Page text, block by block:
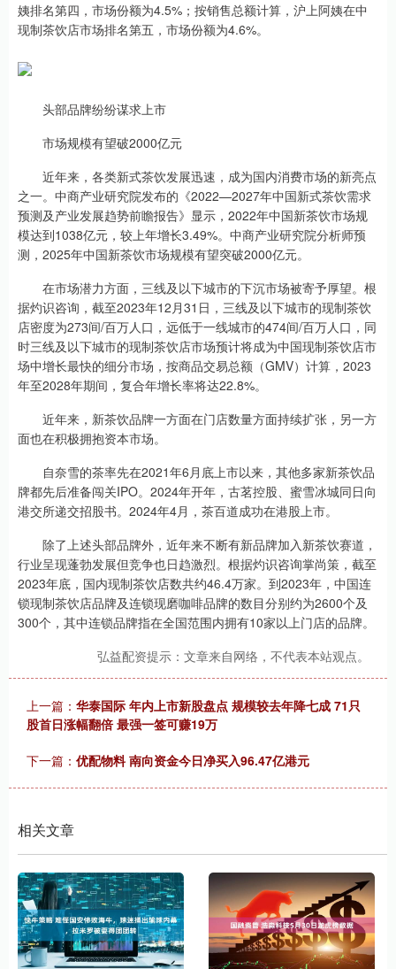
姨排名第四，市场份额为4.5%；按销售总额计算，沪上阿姨在中
现制茶饮店市场排名第五，市场份额为4.6%。
头部品牌纷纷谋求上市
市场规模有望破2000亿元
近年来，各类新式茶饮发展迅速，成为国内消费市场的新亮点
之一。中商产业研究院发布的《2022—2027年中国新式茶饮需求
预测及产业发展趋势前瞻报告》显示，2022年中国新茶饮市场规
模达到1038亿元，较上年增长3.49%。中商产业研究院分析师预
测，2025年中国新茶饮市场规模有望突破2000亿元。
在市场潜力方面，三线及以下城市的下沉市场被寄予厚望。根
据灼识咨询，截至2023年12月31日，三线及以下城市的现制茶饮
店密度为273间/百万人口，远低于一线城市的474间/百万人口，同
时三线及以下城市的现制茶饮店市场预计将成为中国现制茶饮店市
场中增长最快的细分市场，按商品交易总额（GMV）计算，2023
年至2028年期间，复合年增长率将达22.8%。
近年来，新茶饮品牌一方面在门店数量方面持续扩张，另一方
面也在积极拥抱资本市场。
自奈雪的茶率先在2021年6月底上市以来，其他多家新茶饮品
牌都先后准备闯关IPO。2024年开年，古茗控股、蜜雪冰城同日向
港交所递交招股书。2024年4月，茶百道成功在港股上市。
除了上述头部品牌外，近年来不断有新品牌加入新茶饮赛道，
行业呈现蓬勃发展但竞争也日趋激烈。根据灼识咨询掌尚策，截至
2023年底，国内现制茶饮店数共约46.4万家。到2023年，中国连
锁现制茶饮店品牌及连锁现磨咖啡品牌的数目分别约为2600个及
300个，其中连锁品牌指在全国范围内拥有10家以上门店的品牌。
弘益配资提示：文章来自网络，不代表本站观点。
上一篇： 华泰国际 年内上市新股盘点 规模较去年降七成 71只
股首日涨幅翻倍 最强一签可赚19万
下一篇： 优配物料 南向资金今日净买入96.47亿港元
相关文章